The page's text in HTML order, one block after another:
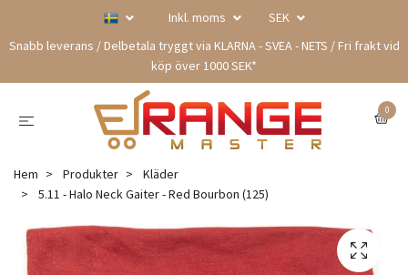
Inkl. moms
SEK
Snabb leverans / Delbetala tryggt via KLARNA - SVEA - NETS / Fri frakt vid
köp över 1000 SEK*
0
Hem Produkter
Kläder
5.11 - Halo Neck Gaiter - Red Bourbon (125)